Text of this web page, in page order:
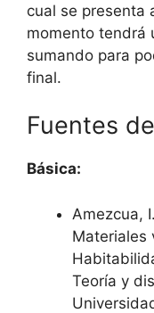
cual se presenta
momento tendrá
sumando para
final.
Fuentes
Básica:
Amezcua,
Materiales
Teoría y